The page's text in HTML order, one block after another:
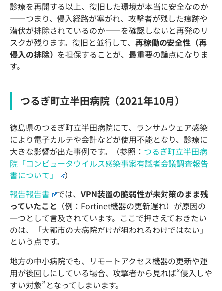
診療を再開する以上、復旧した環境が本当に安全なのか
――つまり、侵入経路が塞がれ、攻撃者が残した痕跡や
潜伏が排除されているのか――を確認しないと再発のリ
スクが残ります。復旧と並行して、 再稼働の安全性（再
侵入の排除） を担保することが、最重要の論点になりま
す。
つるぎ町立半田病院（2021年10月）
徳島県のつるぎ町立半田病院にて、ランサムウェア感染
により電子カルテや会計などが使用不能となり、診療に
大きな影響が出た事例です。（参照： つるぎ町立半田病
院「コンピュータウイルス感染事案有識者会議調査報告
書について」
）
報告報告書
では、 VPN装置の脆弱性が未対策のまま残
っていたこと （例：Fortinet機器の更新遅れ）が原因の
一つとして言及されています。ここで押さえておきたい
のは、「大都市の大病院だけが狙われるわけではない」
という点です。
地方の中小病院でも、リモートアクセス機器の更新や運
用が後回しにしている場合、攻撃者から見れば“侵入しや
すい対象”となってしまいます。